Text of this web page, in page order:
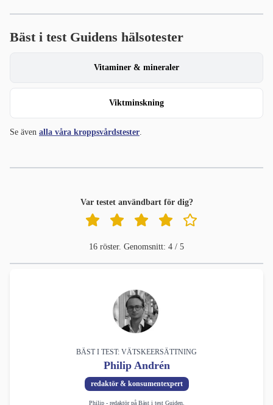
Bäst i test Guidens hälsotester
Vitaminer & mineraler
Viktminskning
Se även alla våra kroppsvårdstester.
Var testet användbart för dig?
16 röster. Genomsnitt: 4 / 5
BÄST I TEST: VÄTSKEERSÄTTNING
Philip Andrén
redaktör & konsumentexpert
Philip - redaktör på Bäst i test Guiden.